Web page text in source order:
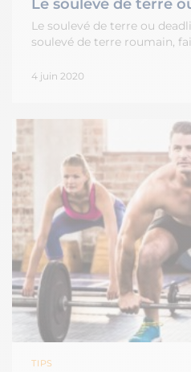
Le soulevé de terre
Le soulevé de terre ou
soulevé de terre roumain,
4 juin 2020
TIPS